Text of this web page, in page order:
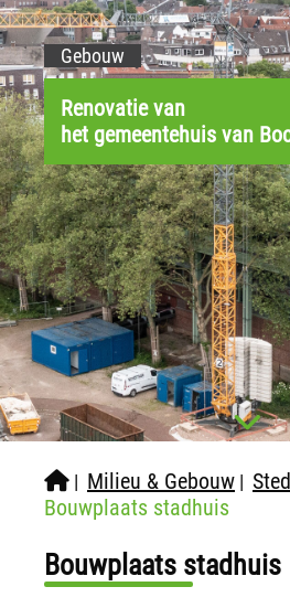
Gebouw
Renovatie van
het gemeentehuis van
| Milieu & Gebouw |
Bouwplaats stadhuis
Bouwplaats stadhuis